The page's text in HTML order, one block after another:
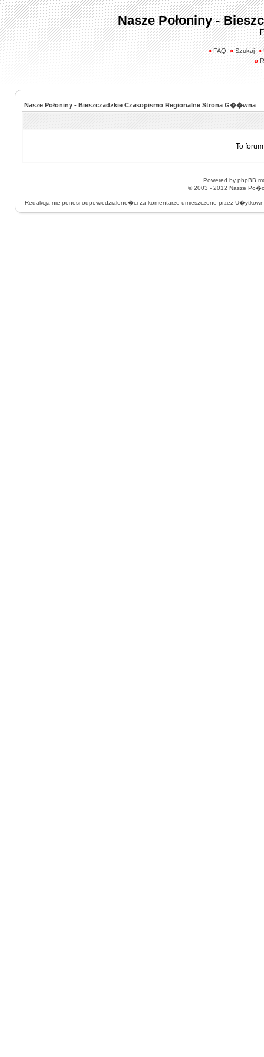
Nasze Połoniny -
» FAQ » Szukaj »
»
Nasze Połoniny - Bieszczadzkie Czasopismo Regionalne Strona G��wna
To
Powered by phpBB
© 2003 - 2012 Nasze
Redakcja nie ponosi odpowiedzialono�ci za komentarze umieszczone przez